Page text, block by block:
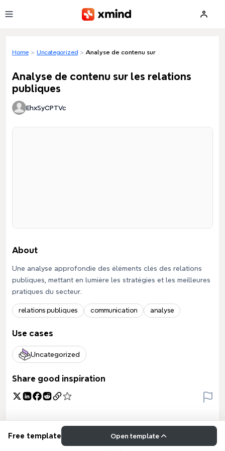
Home > Uncategorized > Analyse de contenu sur les relations publiques
Analyse de contenu sur les relations
publiques
EhxSyCPTVc
About
Une analyse approfondie des éléments clés des relations
publiques, mettant en lumière les stratégies et les meilleures
pratiques du secteur.
relations publiques communication analyse
Use cases
Uncategorized
Share good inspiration
Free template Open template